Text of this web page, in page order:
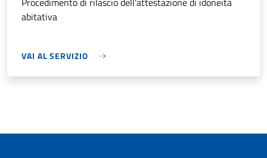
abitativa
VAI AL SERVIZIO